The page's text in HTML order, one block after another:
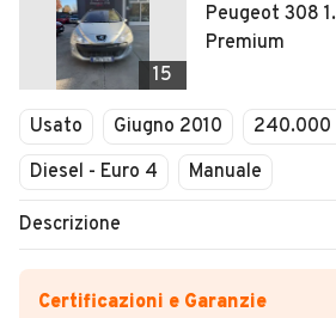
15
Peugeot 308
Premium
Usato Giugno 2010
240.000
Diesel - Euro 4
Manuale
Descrizione
Certificazioni e Garanzie